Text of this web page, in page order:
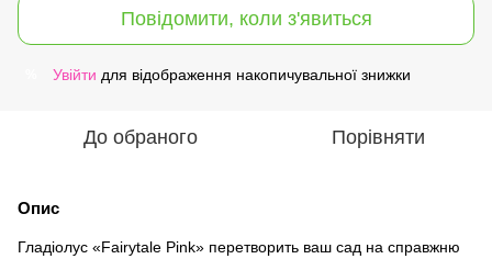
Повідомити, коли з'явиться
Увійти для відображення накопичувальної знижки
До обраного Порівняти
Опис
Гладіолус «Fairytale Pink» перетворить ваш сад на справжню